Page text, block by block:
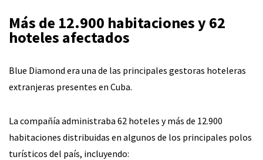
Más de 12.900 habitaciones y 62
hoteles afectados
Blue Diamond era una de las principales gestoras hoteleras
extranjeras presentes en Cuba.
La compañía administraba 62 hoteles y más de 12.900
habitaciones distribuidas en algunos de los principales polos
turísticos del país, incluyendo: